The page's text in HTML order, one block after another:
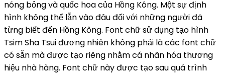
nóng bỏng và quốc hoa của Hồng Kông. Một sự định
hình không thể lẫn vào đâu đối với những người đã
từng biết đến Hồng Kông. Font chữ sử dụng tạo hình
Tsim Sha Tsui đương nhiên không phải là các font chữ
có sẵn mà được tạo riêng nhằm cá nhân hóa thương
hiệu nhà hàng. Font chữ này được tạo sau quá trình